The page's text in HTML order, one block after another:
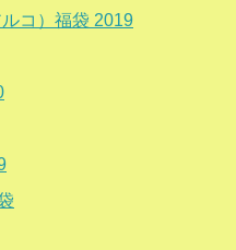
コ）福袋 2019